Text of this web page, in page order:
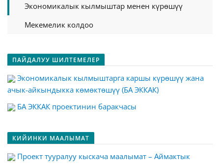
Экономикалык кылмыштар менен күрөшүү
Мекемелик колдоо
ПАЙДАЛУУ ШИЛТЕМЕЛЕР
Экономикалык кылмыштарга каршы күрөшүү жана
ачык-айкындыкка көмөктөшүү (БА ЭККАК)
БА ЭККАК проектинин баракчасы
КИЙИНКИ МААЛЫМАТ
Проект тууралуу кыскача маалымат – Аймактык